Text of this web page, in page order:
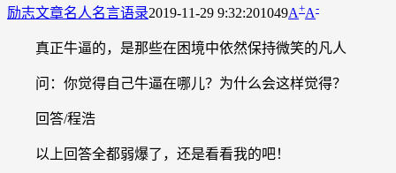
励志文章名人名言语录2019-11-29 9:32:201049A+A-
真正牛逼的，是那些在困境中依然保持微笑的凡人
问：你觉得自己牛逼在哪儿？为什么会这样觉得？
回答/程浩
以上回答全都弱爆了，还是看看我的吧！